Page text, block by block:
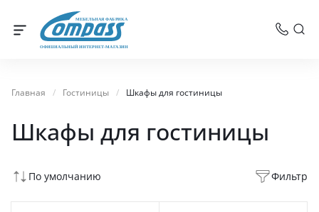
МЕБЕЛЬНАЯ ФАБРИКА
ОФИЦИАЛЬНЫЙ ИНТЕРНЕТ-МАГАЗИН
Главная / Гостиницы / Шкафы для гостиницы
Шкафы для гостиницы
По умолчанию Фильтр